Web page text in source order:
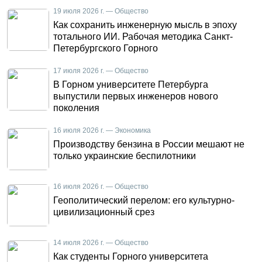
19 июля 2026 г. — Общество
Как сохранить инженерную мысль в эпоху
тотального ИИ. Рабочая методика Санкт-
Петербургского Горного
17 июля 2026 г. — Общество
В Горном университете Петербурга
выпустили первых инженеров нового
поколения
16 июля 2026 г. — Экономика
Производству бензина в России мешают не
только украинские беспилотники
16 июля 2026 г. — Общество
Геополитический перелом: его культурно-
цивилизационный срез
14 июля 2026 г. — Общество
Как студенты Горного университета